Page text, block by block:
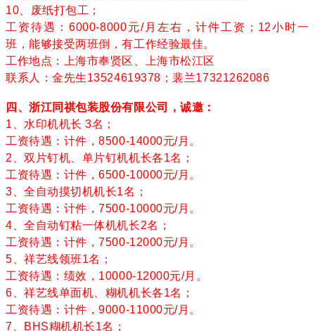
10、废纸打包工；
工资待遇：6000-8000元/月左右，计件工资；12小时一
班，能够接受两班倒，有工作经验最佳。
工作地点：上海市奉贤区、上海市松江区
联系人：金先生13524619378；裴兰17321262086
四、浙江同祺包装股份有限公司，诚邀：
1、水印机机长 3名；
工资待遇：计件，8500-14000元/月。
2、双片钉机 、单片钉机机长各1名；
工资待遇：计件，6500-10000元/月。
3、全自动摸切机机长1名；
工资待遇：计件，7500-10000元/月。
4、全自动钉粘一体机机长2名；
工资待遇：计件，7500-12000元/月。
5、祥艺线领班1名；
工资待遇：绩效，10000-12000元/月。
6、祥艺线单面机、糊机机长各1名；
工资待遇：计件，9000-11000元/月。
7、BHS糊机机长1名；